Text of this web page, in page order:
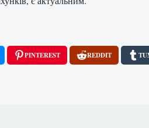
PINTEREST REDDIT